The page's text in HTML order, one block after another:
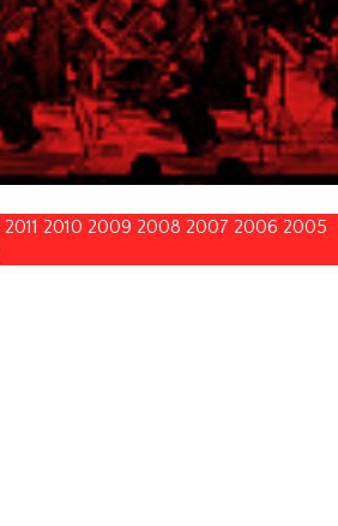
2011 2010 2009 2008 2007 2006 2005